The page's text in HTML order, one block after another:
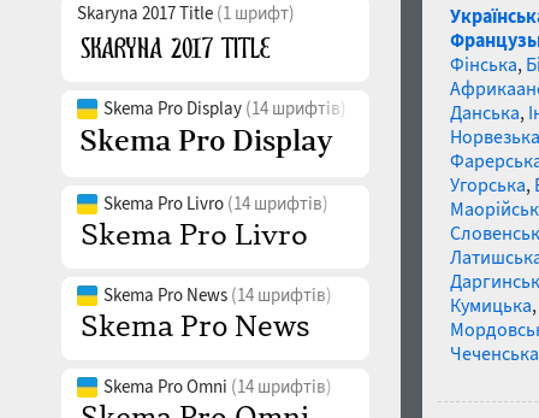
Skaryna 2017 Title (1 шрифт)
Skema Pro Display (14 шрифтів)
Skema Pro Livro (14 шрифтів)
Skema Pro News (14 шрифтів)
Skema Pro Omni (14 шрифтів)
Фінська,
Данська,
Норвезька
Угорська,
Кумицька,
Чеченська